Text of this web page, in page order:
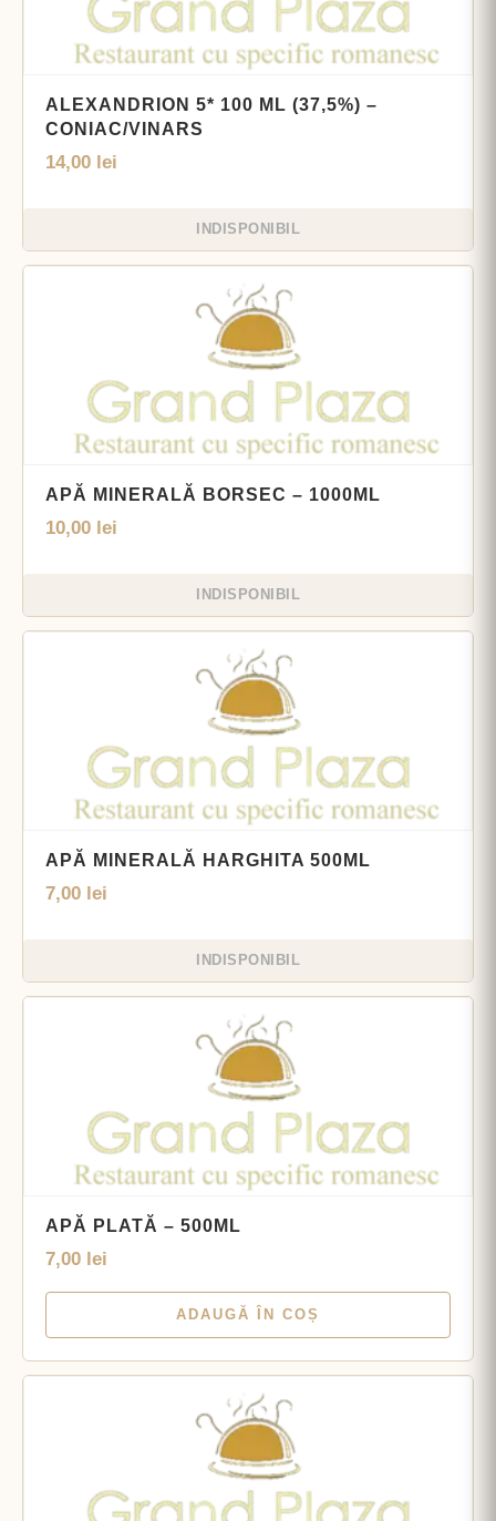
ALEXANDRION 5* 100 ML (37,5%) –
CONIAC/VINARS
14,00 lei
INDISPONIBIL
APĂ MINERALĂ BORSEC – 1000ML
10,00 lei
INDISPONIBIL
APĂ MINERALĂ HARGHITA 500ML
7,00 lei
INDISPONIBIL
APĂ PLATĂ – 500ML
7,00 lei
ADAUGĂ ÎN COȘ